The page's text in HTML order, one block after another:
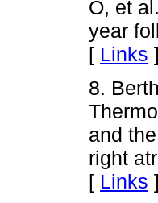
O, et
year
[ Links ]
8.
and
right
[ Links ]